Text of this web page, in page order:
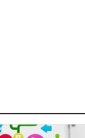
وقدوم الإيطالي يقترب